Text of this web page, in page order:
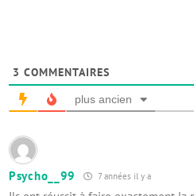
3 COMMENTAIRES
plus ancien
Psycho__99 7 années il y a